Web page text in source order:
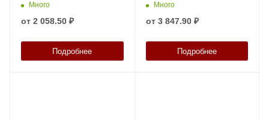
Много
от 2 058.50 ₽
Подробнее
Много
от 3 847.90 ₽
Подробнее